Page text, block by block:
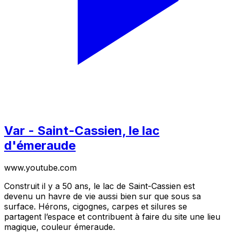
Var - Saint-Cassien, le lac
d'émeraude
www.youtube.com
Construit il y a 50 ans, le lac de Saint-Cassien est
devenu un havre de vie aussi bien sur que sous sa
surface. Hérons, cigognes, carpes et silures se
partagent l’espace et contribuent à faire du site une lieu
magique, couleur émeraude.